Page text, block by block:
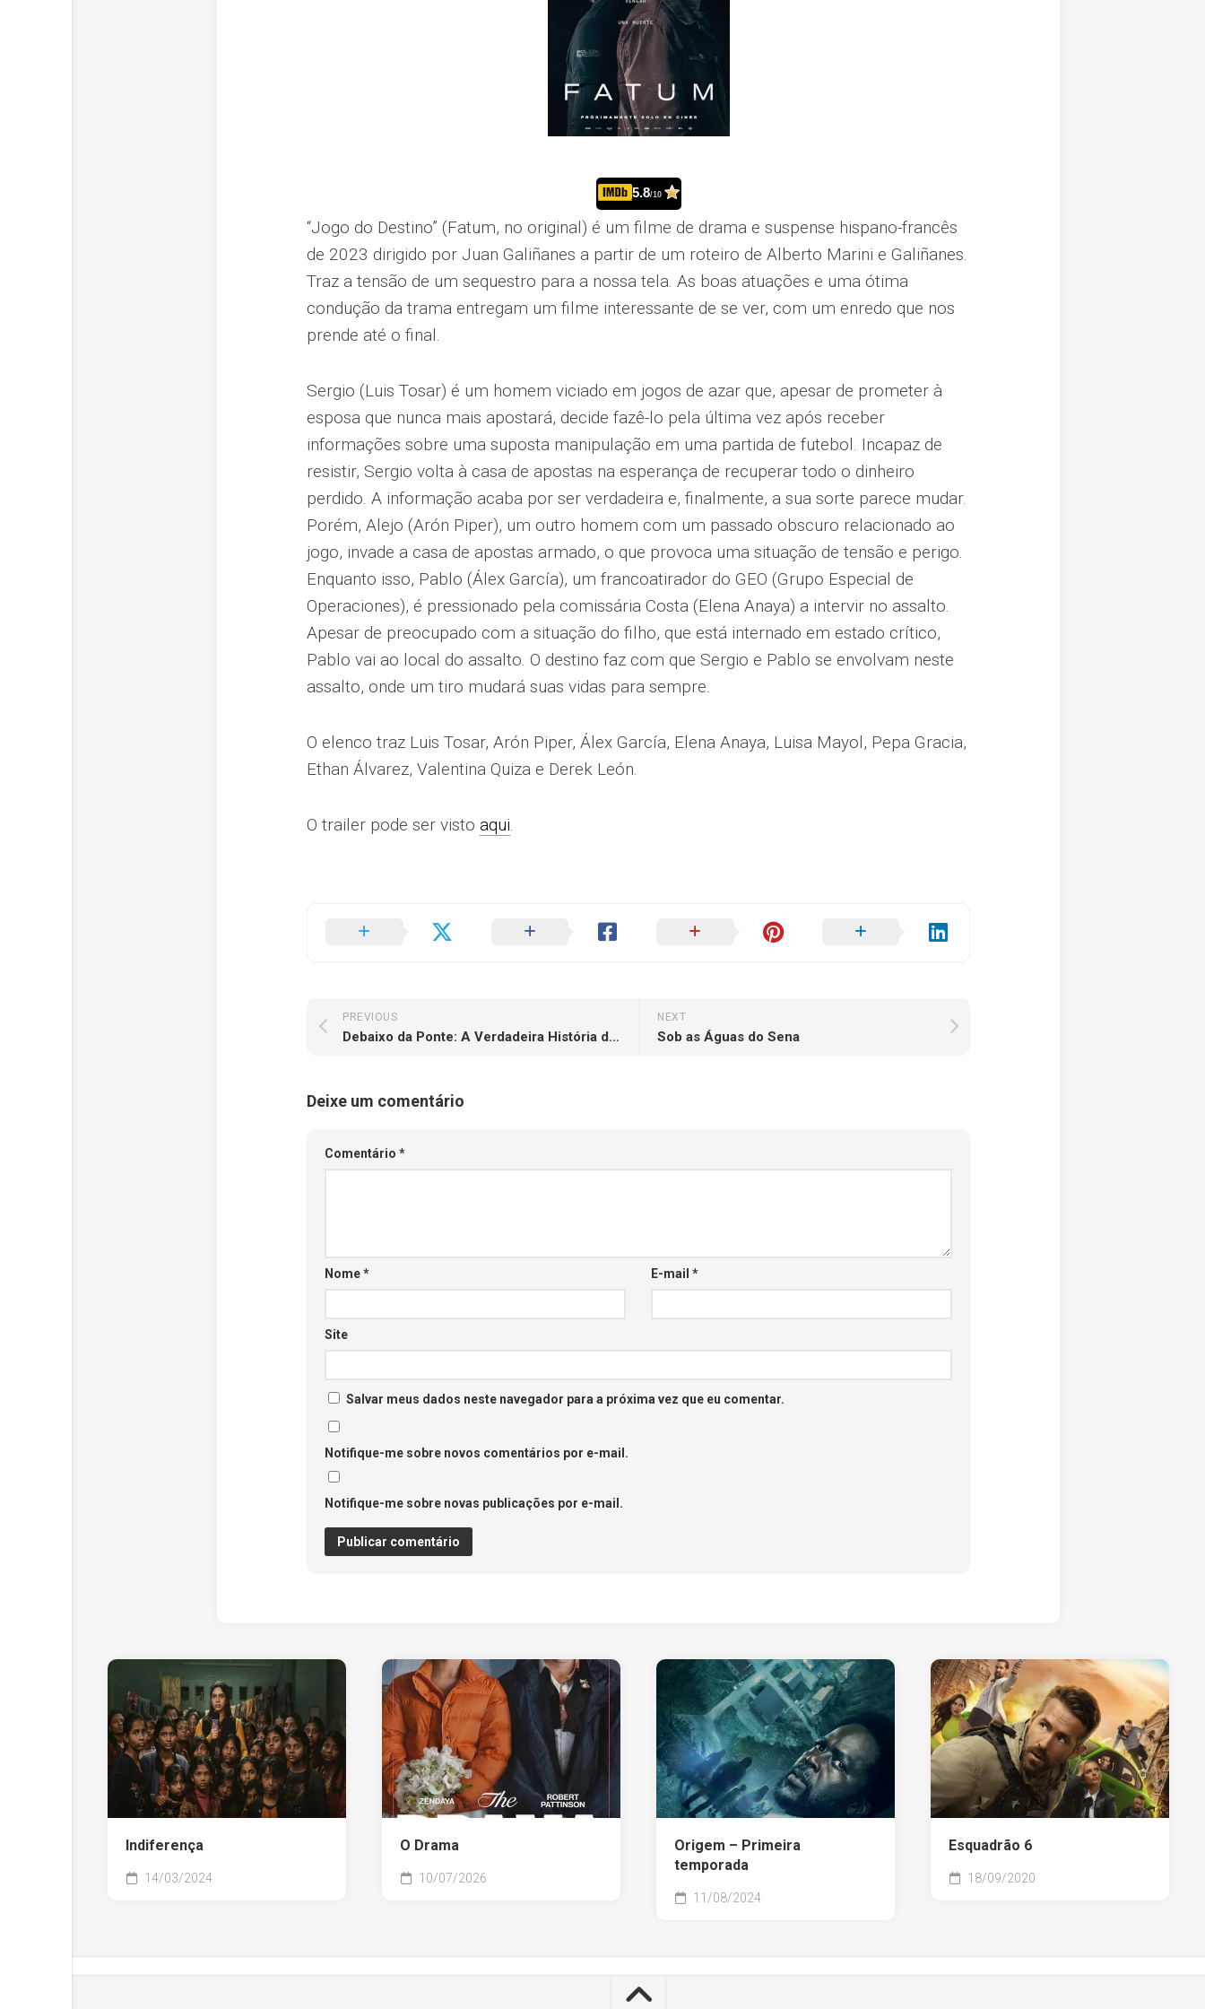
5.8/10
“Jogo do Destino” (Fatum, no original) é um filme de drama e suspense hispano-francês
de 2023 dirigido por Juan Galiñanes a partir de um roteiro de Alberto Marini e Galiñanes.
Traz a tensão de um sequestro para a nossa tela. As boas atuações e uma ótima
condução da trama entregam um filme interessante de se ver, com um enredo que nos
prende até o final.
Sergio (Luis Tosar) é um homem viciado em jogos de azar que, apesar de prometer à
esposa que nunca mais apostará, decide fazê-lo pela última vez após receber
informações sobre uma suposta manipulação em uma partida de futebol. Incapaz de
resistir, Sergio volta à casa de apostas na esperança de recuperar todo o dinheiro
perdido. A informação acaba por ser verdadeira e, finalmente, a sua sorte parece mudar.
Porém, Alejo (Arón Piper), um outro homem com um passado obscuro relacionado ao
jogo, invade a casa de apostas armado, o que provoca uma situação de tensão e perigo.
Enquanto isso, Pablo (Álex García), um francoatirador do GEO (Grupo Especial de
Operaciones), é pressionado pela comissária Costa (Elena Anaya) a intervir no assalto.
Apesar de preocupado com a situação do filho, que está internado em estado crítico,
Pablo vai ao local do assalto. O destino faz com que Sergio e Pablo se envolvam neste
assalto, onde um tiro mudará suas vidas para sempre.
O elenco traz Luis Tosar, Arón Piper, Álex García, Elena Anaya, Luisa Mayol, Pepa Gracia,
Ethan Álvarez, Valentina Quiza e Derek León.
O trailer pode ser visto aqui.
NEXT
Sob as Águas do Sena
PREVIOUS
Debaixo da Ponte: A Verdadeira História do Assassinato de Reena Virk
Deixe um comentário
Comentário *
Nome* E-mail *
Site
Salvar meus dados neste navegador para a próxima vez que eu comentar.
Notifique-me sobre novos comentários por e-mail.
Notifique-me sobre novas publicações por e-mail.
Indiferença
14/03/2024
O Drama
10/07/2026
Origem – Primeira
temporada
11/08/2024
Esquadrão 6
18/09/2020